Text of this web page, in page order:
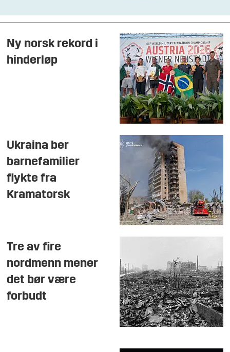
Ny norsk rekord i
hinderløp
Ukraina ber
barnefamilier
flykte fra
Kramatorsk
Tre av fire
nordmenn mener
det bør være
forbudt